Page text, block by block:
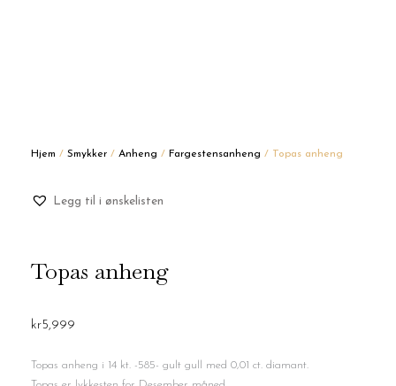
Hjem / Smykker / Anheng / Fargestensanheng / Topas anheng
Legg til i ønskelisten
Topas anheng
kr5,999
Topas anheng i 14 kt. -585- gult gull med 0,01 ct. diamant.